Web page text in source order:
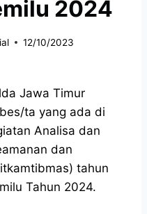
2024
12/10/2023
Jawa Timur
ta yang ada di
Analisa dan
dan
tahun
Tahun 2024.